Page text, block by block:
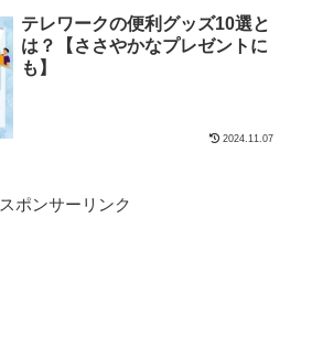
テレワークの便利グッズ10選と
は？【ささやかなプレゼントに
も】
2024.11.07
スポンサーリンク